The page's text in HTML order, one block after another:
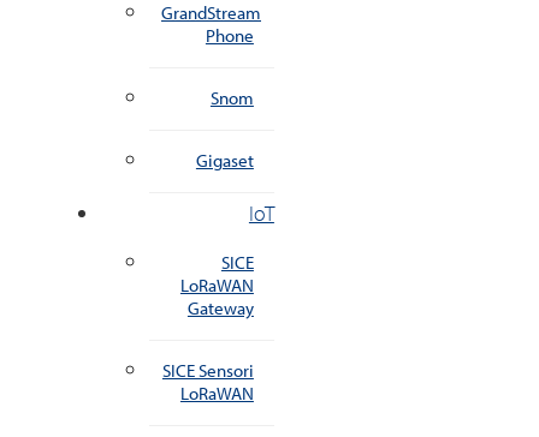
GrandStream
Phone
Snom
Gigaset
IoT
SICE
LoRaWAN
Gateway
SICE Sensori
LoRaWAN